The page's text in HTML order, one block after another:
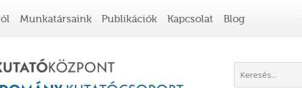
Munkatársaink Publikációk Kapcsolat Blog